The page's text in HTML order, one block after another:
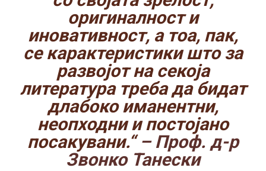
оригиналност и
иновативност, а тоа, пак,
се карактеристики што за
развојот на секоја
литература треба да бидат
длабоко иманентни,
неопходни и постојано
посакувани.“– Проф. д-р
Звонко Танески